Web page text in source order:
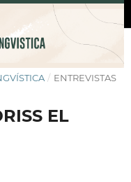
/ ENTREVISTAS
EL